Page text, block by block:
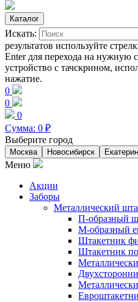
Каталог
Искать:
результатов используйте
Enter для перехода на нужную
устройство с тачскрином,
нажатие.
0
0
0
Сумма: 0 ₽
Выберите город
Москва Новосибирск
Меню
Акции
Заборы
Металлический
П-образный
М-образный
Штакетник
Штакетник